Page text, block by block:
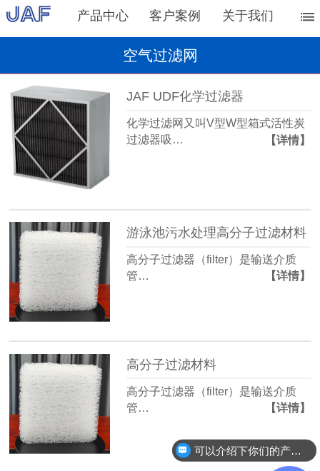
产品中心 客户案例 关于我们
空气过滤网
JAF UDF化学过滤器
化学过滤网又叫V型W型箱式活性炭
过滤器吸…
【详情】
游泳池污水处理高分子过滤材料
高分子过滤器（filter）是输送介质
管…
【详情】
高分子过滤材料
高分子过滤器（filter）是输送介质
管…
【详情】
可以介绍下你们的产品么？